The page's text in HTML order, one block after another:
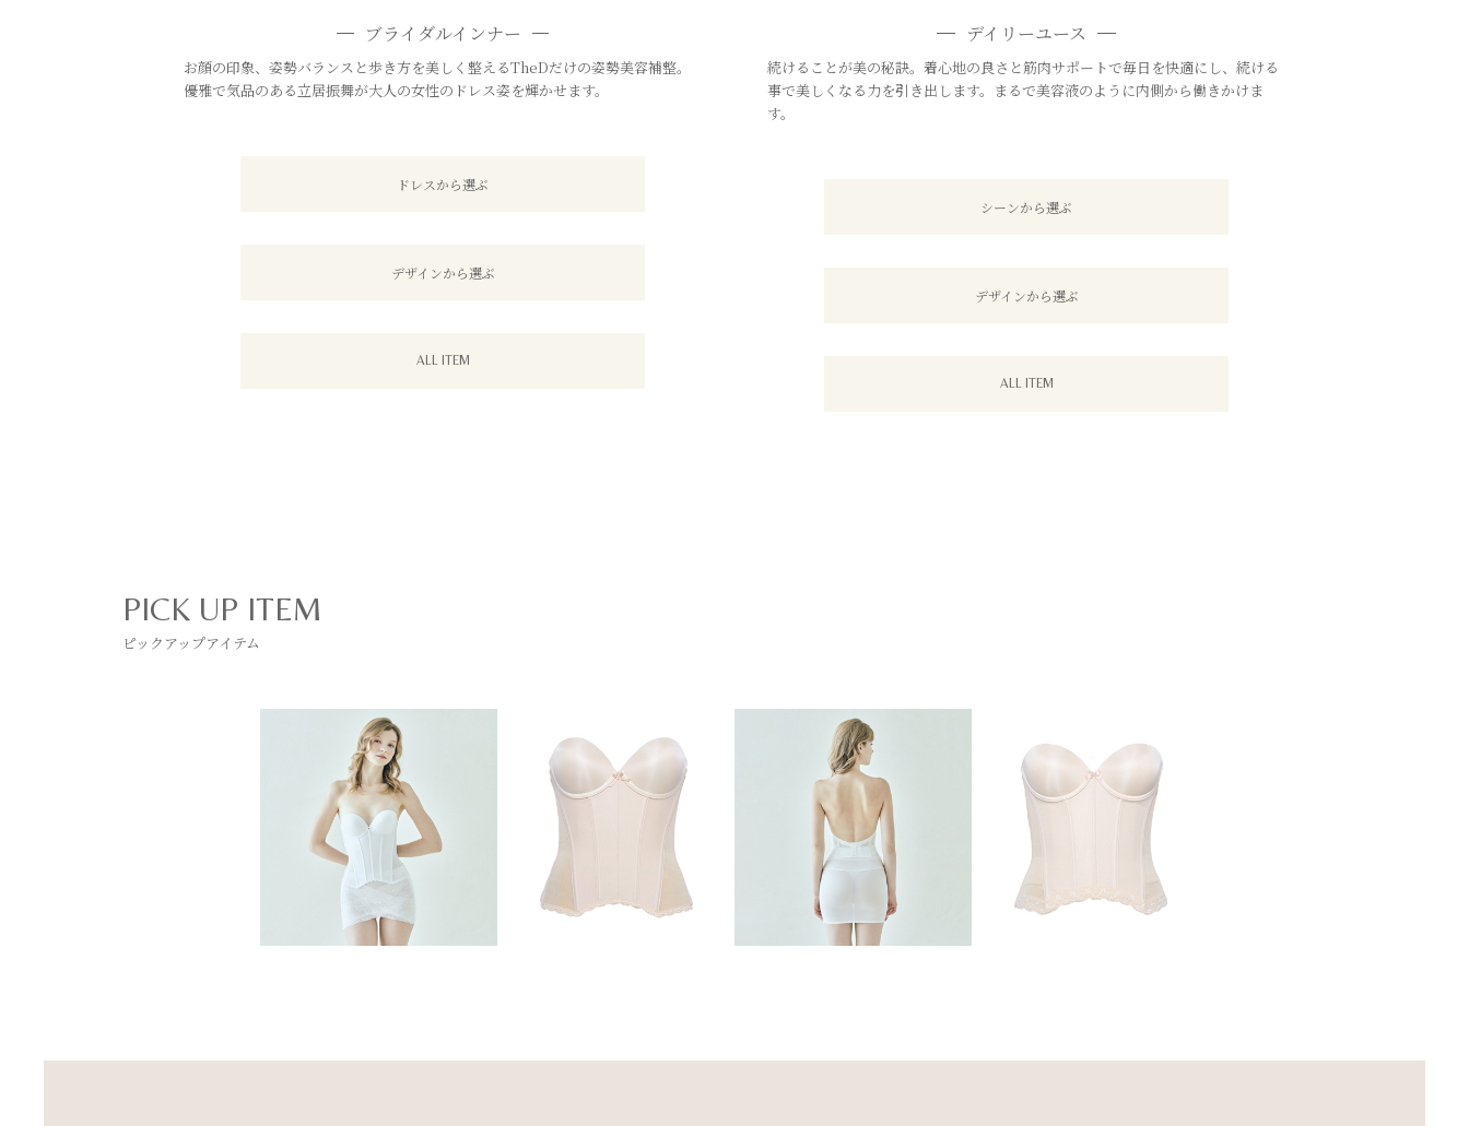
ブライダルインナー
お顔の印象、姿勢バランスと歩き方を美しく整えるTheDだけの姿勢美容補整。
優雅で気品のある立居振舞が大人の女性のドレス姿を輝かせます。
ドレスから選ぶ
デザインから選ぶ
ALL ITEM
デイリーユース
続けることが美の秘訣。着心地の良さと筋肉サポートで毎日を快適にし、続ける
事で美しくなる力を引き出します。まるで美容液のように内側から働きかけま
す。
シーンから選ぶ
デザインから選ぶ
ALL ITEM
PICK UP ITEM
ピックアップアイテム